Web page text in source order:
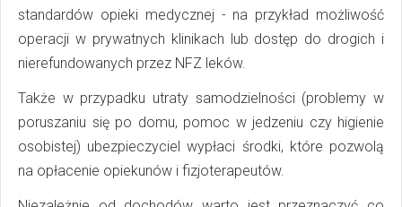
standardów opieki medycznej - na przykład możliwość
operacji w prywatnych klinikach lub dostęp do drogich i
nierefundowanych przez NFZ leków.
Także w przypadku utraty samodzielności (problemy w
poruszaniu się po domu, pomoc w jedzeniu czy higienie
osobistej) ubezpieczyciel wypłaci środki, które pozwolą
na opłacenie opiekunów i fizjoterapeutów.